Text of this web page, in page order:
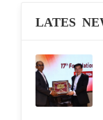
LATES